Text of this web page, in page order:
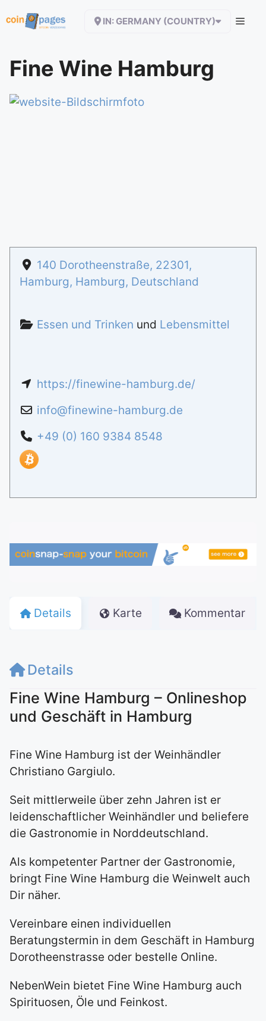
Inhalt
IN: GERMANY (COUNTRY)
Fine Wine Hamburg
140 Dorotheenstraße, 22301,
Hamburg, Hamburg, Deutschland
Essen und Trinken und Lebensmittel
https://finewine-hamburg.de/
info@finewine-hamburg.de
+49 (0) 160 9384 8548
Details Karte Kommentar
Details
Fine Wine Hamburg – Onlineshop
und Geschäft in Hamburg
Fine Wine Hamburg ist der Weinhändler
Christiano Gargiulo.
Seit mittlerweile über zehn Jahren ist er
leidenschaftlicher Weinhändler und beliefere
die Gastronomie in Norddeutschland.
Als kompetenter Partner der Gastronomie,
bringt Fine Wine Hamburg die Weinwelt auch
Dir näher.
Vereinbare einen individuellen
Beratungstermin in dem Geschäft in Hamburg
Dorotheenstrasse oder bestelle Online.
NebenWein bietet Fine Wine Hamburg auch
Spirituosen, Öle und Feinkost.